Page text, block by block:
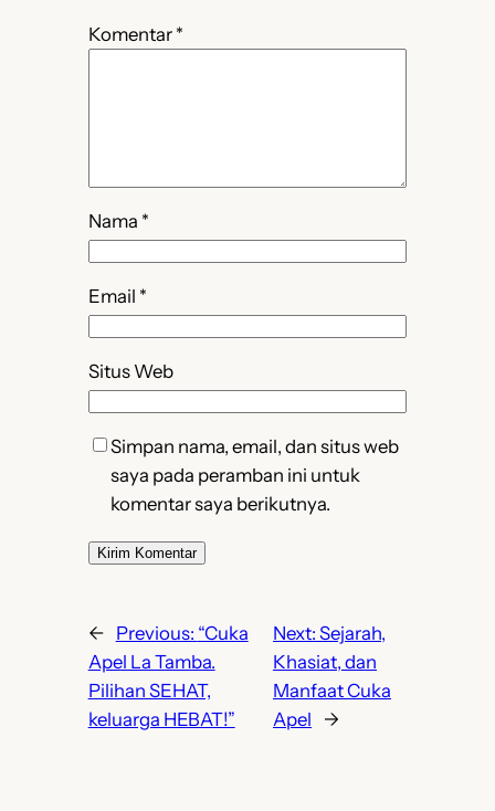
Komentar *
Nama *
Email *
Situs Web
Simpan nama, email, dan situs web
saya pada peramban ini untuk
komentar saya berikutnya.
← Previous: “Cuka
Apel La Tamba.
Pilihan SEHAT,
keluarga HEBAT!”
Next: Sejarah,
Khasiat, dan
Manfaat Cuka
Apel
→